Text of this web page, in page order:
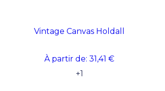
Vintage Canvas Holdall
À partir de: 31,41 €
+1